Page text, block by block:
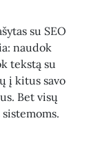
su SEO
naudok
tekstą su
į kitus savo
Bet visų